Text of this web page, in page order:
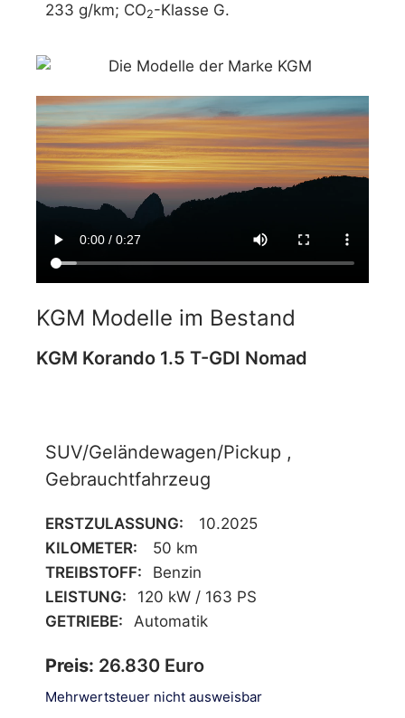
233 g/km; CO2-Klasse G.
KGM Modelle im Bestand
KGM Korando 1.5 T-GDI Nomad
SUV/Geländewagen/Pickup ,
Gebrauchtfahrzeug
ERSTZULASSUNG:
10.2025
KILOMETER:
50 km
TREIBSTOFF: Benzin
LEISTUNG: 120 kW / 163 PS
GETRIEBE: Automatik
Preis: 26.830 Euro
Mehrwertsteuer nicht ausweisbar